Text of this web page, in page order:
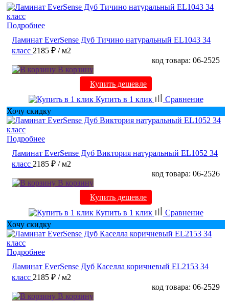
Подробнее
Ламинат EverSense Дуб Тичино натуральный EL1043 34
класс 2185 ₽ / м2
код товара: 06-2525
В корзину
Купить дешевле
Купить в 1 клик
Сравнение
Хочу скидку
Подробнее
Ламинат EverSense Дуб Виктория натуральный EL1052 34
класс 2185 ₽ / м2
код товара: 06-2526
В корзину
Купить дешевле
Купить в 1 клик
Сравнение
Хочу скидку
Подробнее
Ламинат EverSense Дуб Каселла коричневый EL2153 34
класс 2185 ₽ / м2
код товара: 06-2529
В корзину